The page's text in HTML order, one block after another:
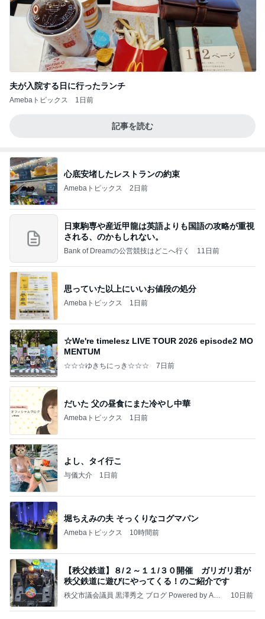
夫が入院する日に行ったランチ
Amebaトピックス 1日前
記事を読む
心底安堵したレストランの約束
Amebaトピックス 2日前
日東駒専や産近甲龍は英語よりも国語の攻略が重視
される、のかもしれない。
Bank of Dreamの公営競技はどこへ行く 11日前
思っていた以上にいいお値段の処分
Amebaトピックス 1日前
☆We're timelesz LIVE TOUR 2026 episode2 MO
MENTUM
☆☆☆ゆきちにっき☆☆☆ 7日前
だいた 父の昼食にまた冷やし中華
Amebaトピックス 1日前
よし、タイ行こ
与儀大介 1日前
堀ちえみの夫 そっくりなコグマパン
Amebaトピックス 10時間前
【秩父鉄道】８/２～１１/３０開催 ガリガリ君が
秩父鉄道に遊びにやってくる！のご紹介です
秩父市議会議員 黒澤秀之 ブログ Powered by Ame
10日前